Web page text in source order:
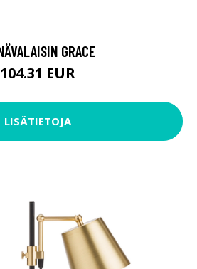
GRACE
104.31 EUR
LISÄTIETOJA